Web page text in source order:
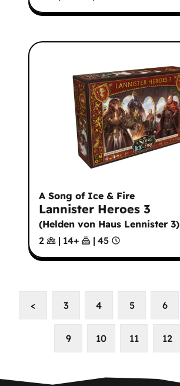
A Song of Ice & Fire
Lannister Heroes 3
(Helden von Haus Lennister 3)
2
| 14+ | 45
< 3 4 5 6
9 10 11 12